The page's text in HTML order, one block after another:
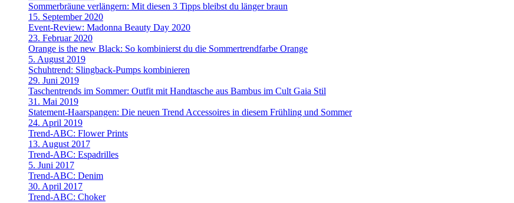
Sommerbräune verlängern: Mit diesen 3 Tipps bleibst du länger braun
15. September 2020
Event-Review: Madonna Beauty Day 2020
23. Februar 2020
Orange is the new Black: So kombinierst du die Sommertrendfarbe Orange
5. August 2019
Schuhtrend: Slingback-Pumps kombinieren
29. Juni 2019
Taschentrends im Sommer: Outfit mit Handtasche aus Bambus im Cult Gaia Stil
31. Mai 2019
Statement-Haarspangen: Die neuen Trend Accessoires in diesem Frühling und Sommer
24. April 2019
Trend-ABC: Flower Prints
13. August 2017
Trend-ABC: Espadrilles
5. Juni 2017
Trend-ABC: Denim
30. April 2017
Trend-ABC: Choker